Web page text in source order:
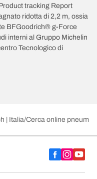
tracking Report
ridotta di 2,2 m, ossia
BFGoodrich® g-Force
interni al Gruppo Michelin
Tecnologico di
| Italia Cerca online